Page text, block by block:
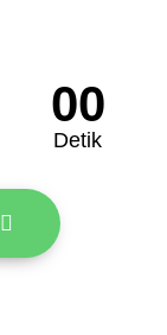
00
Detik